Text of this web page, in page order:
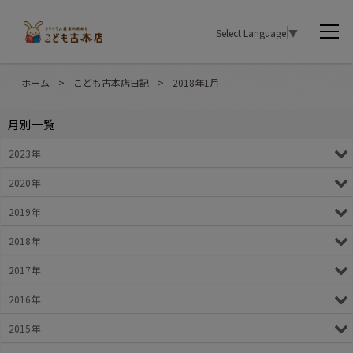
Select Language▼
ホーム > こども古本店日記 > 2018年1月
月別一覧
2023年
2020年
2019年
2018年
2017年
2016年
2015年